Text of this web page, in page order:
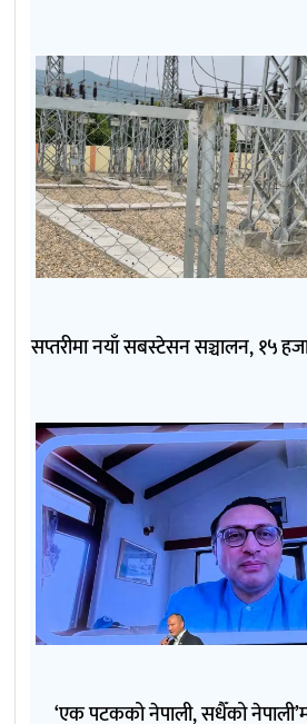
सप्तरीमा नयाँ सबस्टेसन सञ्चालन, १५
‘एक पटकको नेपाली, सधैँको